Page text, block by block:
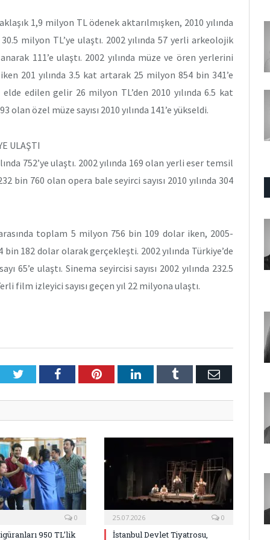
1,9 milyon TL ödenek aktarılmışken, 2010 yılında
milyon TL’ye ulaştı. 2002 yılında 57 yerli arkeolojik
111’e ulaştı. 2002 yılında müze ve ören yerlerini
201 yılında 3.5 kat artarak 25 milyon 854 bin 341’e
edilen gelir 26 milyon TL’den 2010 yılında 6.5 kat
olan özel müze sayısı 2010 yılında 141’e yükseldi.
ULAŞTI
752’ye ulaştı. 2002 yılında 169 olan yerli eser temsil
bin 760 olan opera bale seyirci sayısı 2010 yılında 304
toplam 5 milyon 756 bin 109 dolar iken, 2005-
182 dolar olarak gerçekleşti. 2002 yılında Türkiye’de
65’e ulaştı. Sinema seyircisi sayısı 2002 yılında 232.5
film izleyici sayısı geçen yıl 22 milyona ulaştı.
TwitterFacebookPinterestLinkedInTumblr E-
0
950 TL’lik
25.07.2026 0
İstanbul Devlet Tiyatrosu,